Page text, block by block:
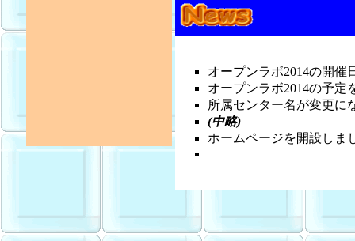
オープンラボ2014の開催
オープンラボ2014の予定
所属センター名が変更に
(中略)
ホームページを開設しま